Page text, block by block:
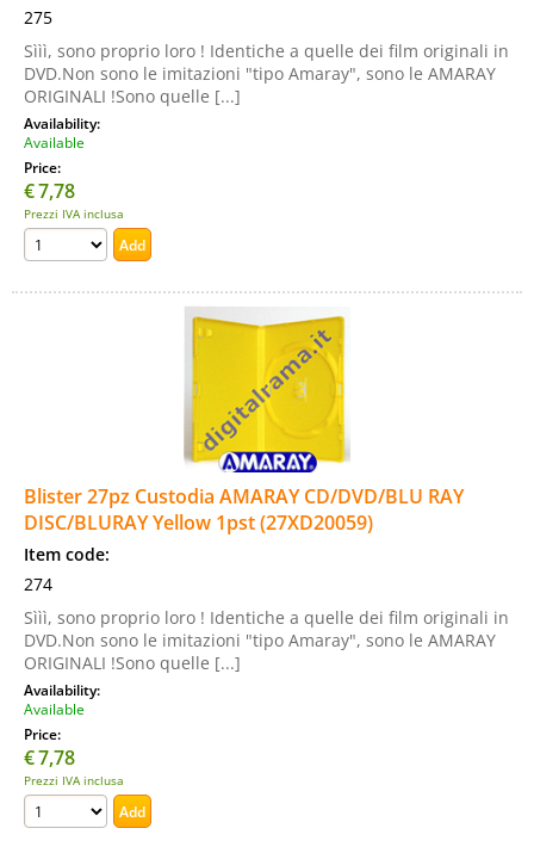
275
Sììì, sono proprio loro ! Identiche a quelle dei film originali in
DVD.Non sono le imitazioni "tipo Amaray", sono le AMARAY
ORIGINALI !Sono quelle [...]
Availability:
Available
Price:
€7,78
Prezzi IVA inclusa
Blister 27pz Custodia AMARAY CD/DVD/BLU RAY
DISC/BLURAY Yellow 1pst (27XD20059)
Item code:
274
Sììì, sono proprio loro ! Identiche a quelle dei film originali in
DVD.Non sono le imitazioni "tipo Amaray", sono le AMARAY
ORIGINALI !Sono quelle [...]
Availability:
Available
Price:
€7,78
Prezzi IVA inclusa